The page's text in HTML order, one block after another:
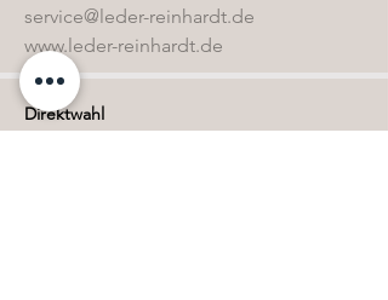
service@leder-reinhardt.de
www.leder-reinhardt.de
Direktwahl